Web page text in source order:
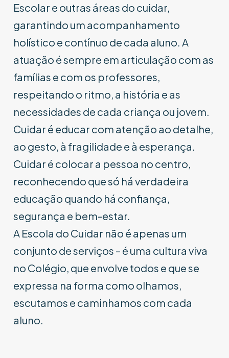
Escolar e outras áreas do cuidar,
garantindo um acompanhamento
holístico e contínuo de cada aluno. A
atuação é sempre em articulação com as
famílias e com os professores,
respeitando o ritmo, a história e as
necessidades de cada criança ou jovem.
Cuidar é educar com atenção ao detalhe,
ao gesto, à fragilidade e à esperança.
Cuidar é colocar a pessoa no centro,
reconhecendo que só há verdadeira
educação quando há confiança,
segurança e bem-estar.
A Escola do Cuidar não é apenas um
conjunto de serviços – é uma cultura viva
no Colégio, que envolve todos e que se
expressa na forma como olhamos,
escutamos e caminhamos com cada
aluno.